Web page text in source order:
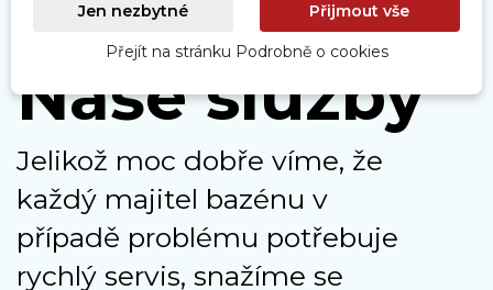
Naše služby
Jelikož moc dobře víme, že
každý majitel bazénu v
případě problému potřebuje
rychlý servis, snažíme se
Jen nezbytné Přijmout vše
Přejít na stránku Podrobně o cookies